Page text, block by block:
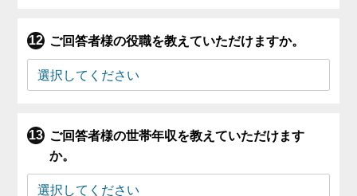
ご回答者様の役職を教えていただけますか。
ご回答者様の世帯年収を教えていただけます
か。